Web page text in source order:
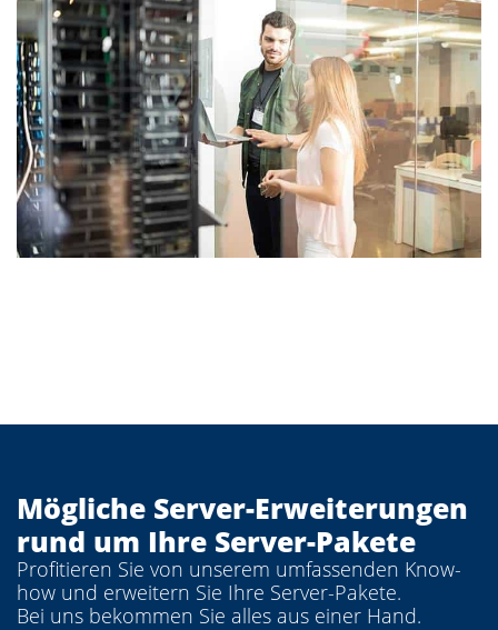
Mögliche Server-Erweiterungen
rund um Ihre Server-Pakete
Profitieren Sie von unserem umfassenden Know-
how und erweitern Sie Ihre Server-Pakete.
Bei uns bekommen Sie alles aus einer Hand.